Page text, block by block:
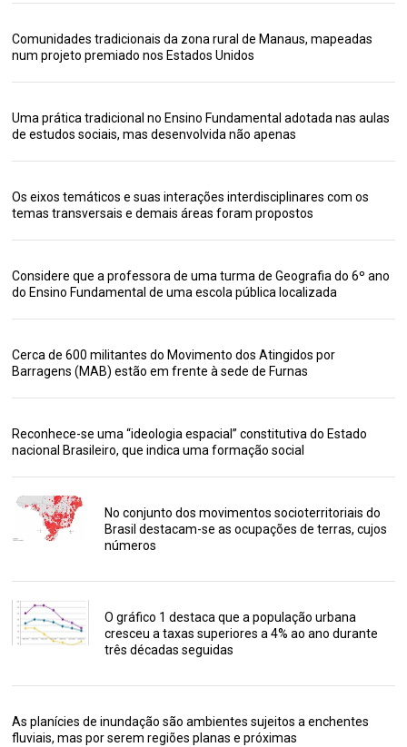
Comunidades tradicionais da zona rural de Manaus, mapeadas
num projeto premiado nos Estados Unidos
Uma prática tradicional no Ensino Fundamental adotada nas aulas
de estudos sociais, mas desenvolvida não apenas
Os eixos temáticos e suas interações interdisciplinares com os
temas transversais e demais áreas foram propostos
Considere que a professora de uma turma de Geografia do 6º ano
do Ensino Fundamental de uma escola pública localizada
Cerca de 600 militantes do Movimento dos Atingidos por
Barragens (MAB) estão em frente à sede de Furnas
Reconhece-se uma “ideologia espacial” constitutiva do Estado
nacional Brasileiro, que indica uma formação social
No conjunto dos movimentos socioterritoriais do
Brasil destacam-se as ocupações de terras, cujos
números
O gráfico 1 destaca que a população urbana
cresceu a taxas superiores a 4% ao ano durante
três décadas seguidas
As planícies de inundação são ambientes sujeitos a enchentes
fluviais, mas por serem regiões planas e próximas